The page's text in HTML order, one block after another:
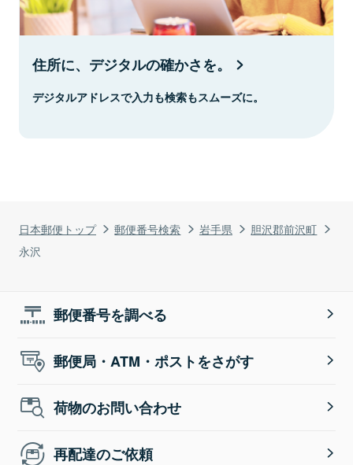
日本郵便トップ 郵便番号検索 岩手県
胆沢郡前沢町
永沢
住所に、デジタルの確かさを。
デジタルアドレスで入力も検索もスムーズに。
郵便番号を調べる
郵便局・ATM・ポストをさがす
荷物のお問い合わせ
再配達のご依頼